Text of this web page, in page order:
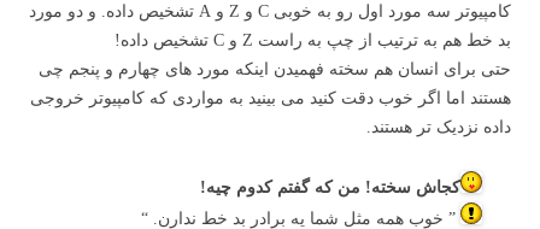
کامپیوتر سه مورد اول رو به خوبی C و Z و A تشخیص داده. و دو مورد
بد خط هم به ترتیب از چپ به راست Z و C تشخیص داده!
حتی برای انسان هم سخته فهمیدن اینکه مورد های چهارم و پنجم چی
هستند اما اگر خوب دقت کنید می بینید به مواردی که کامپیوتر خروجی
داده نزدیک تر هستند.
کجاش سخته! من که گفتم کدوم چیه!
” خوب همه مثل شما یه برادر بد خط ندارن. “